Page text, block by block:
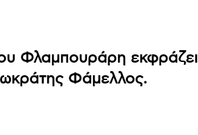
Φλαμπουράρη εκφράζει
Φάμελλος.